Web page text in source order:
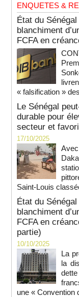
ENQUETES &
État du
blanchiment
FCFA en
« falsification »
Le Sénégal
durable pour
secteur et
17/10/2025
Saint-Louis
État du
blanchiment
FCFA en
partie)
10/10/2025
La
la
une « Convention